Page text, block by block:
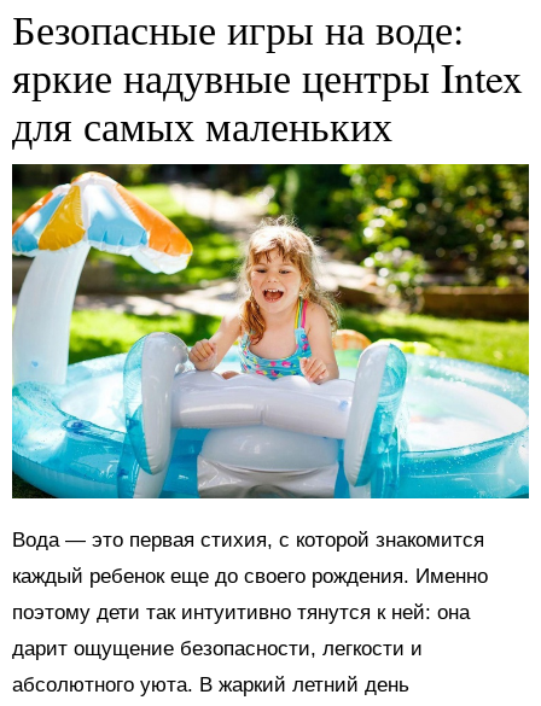
Безопасные игры на воде:
яркие надувные центры Intex
для самых маленьких
Вода — это первая стихия, с которой знакомится
каждый ребенок еще до своего рождения. Именно
поэтому дети так интуитивно тянутся к ней: она
дарит ощущение безопасности, легкости и
абсолютного уюта. В жаркий летний день